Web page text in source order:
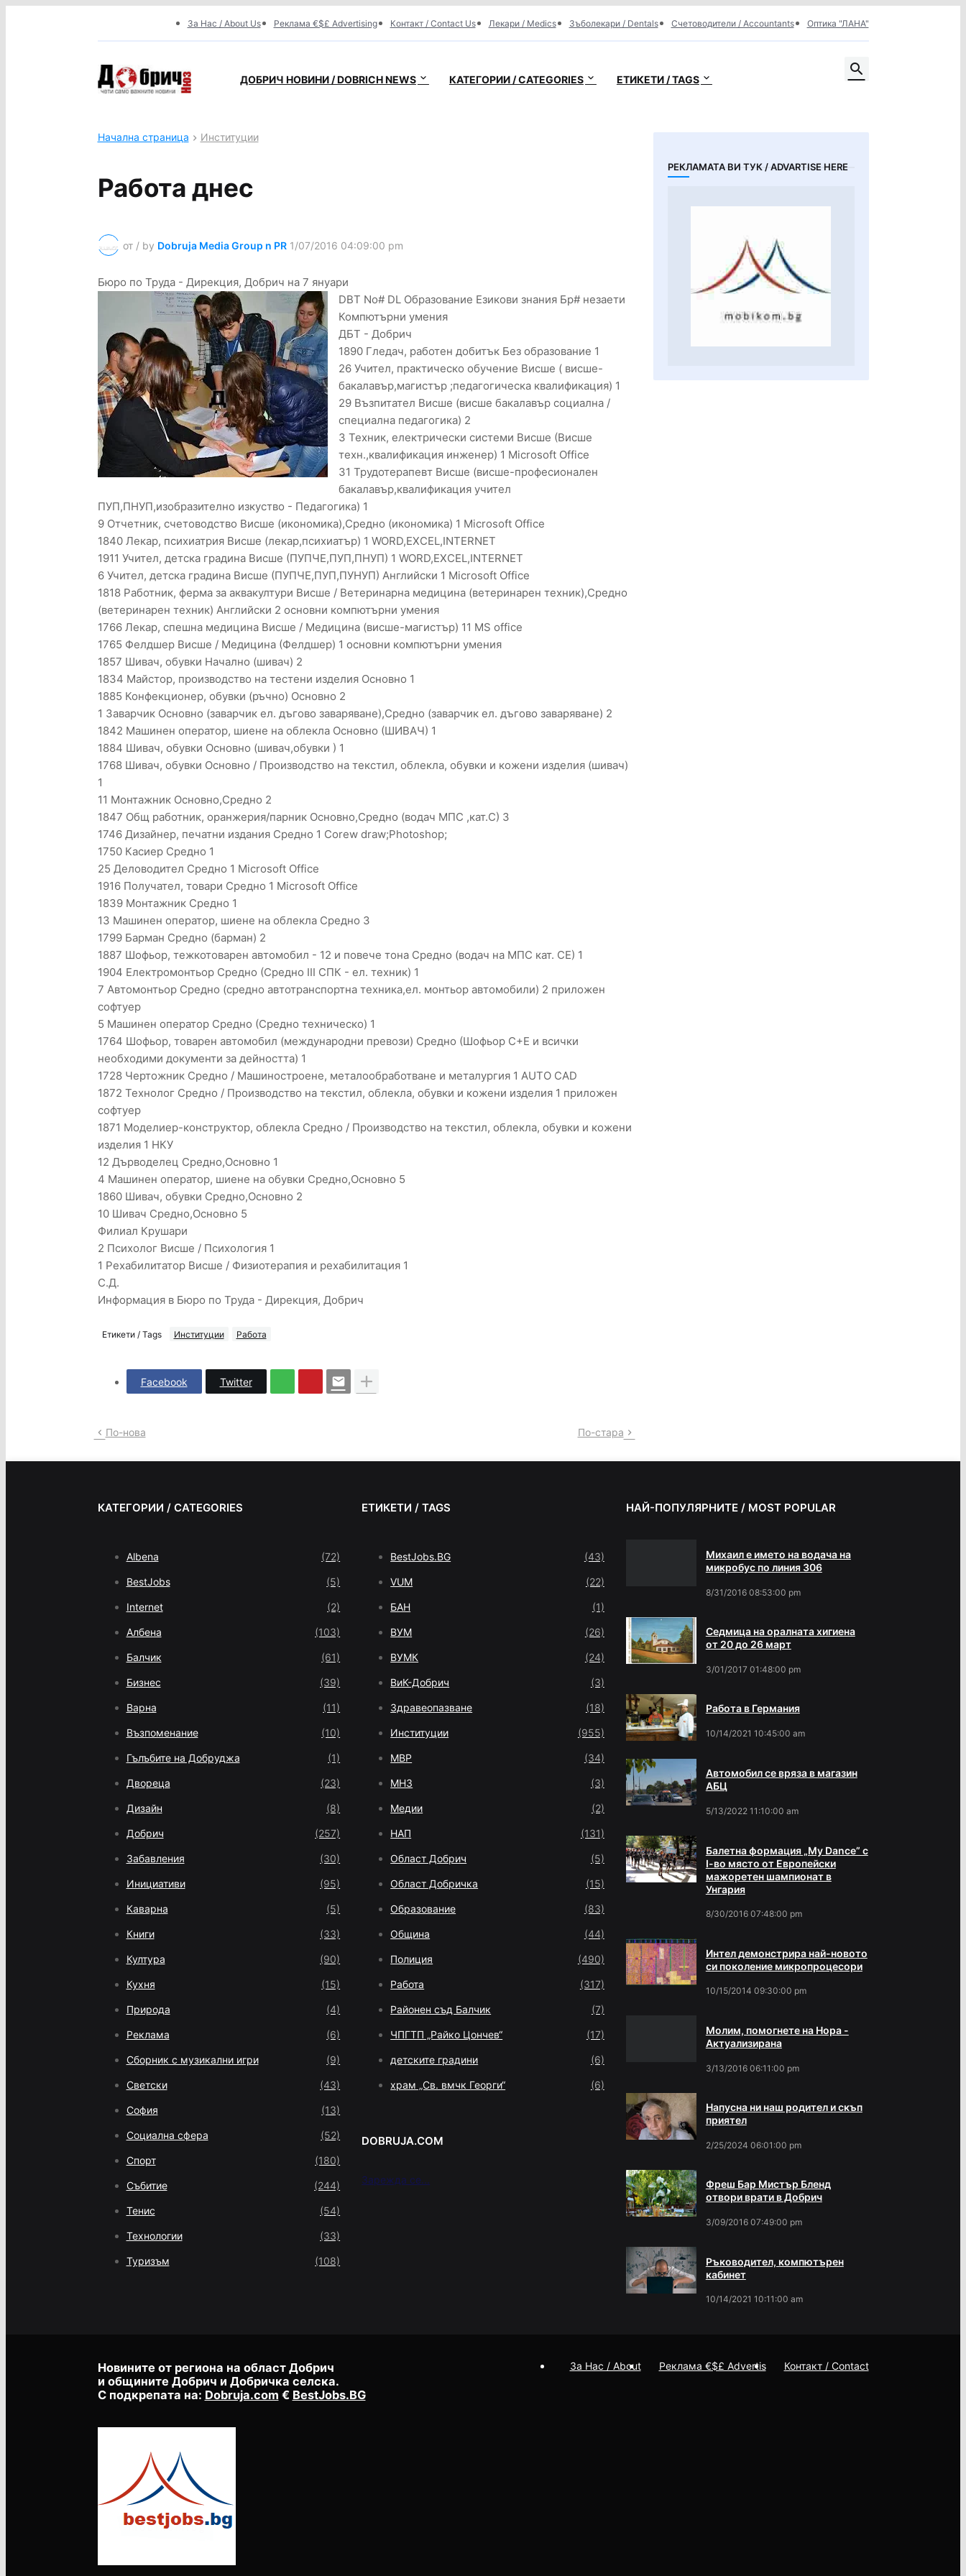
За Нас / About Us Реклама €$£ Advertising Контакт / Contact Us Лекари / Medics Зъболекари / Dentals Счетоводители / Accountants Оптика "ЛАНА"
ДОБРИЧ НОВИНИ / DOBRICH NEWS КАТЕГОРИИ / CATEGORIES ЕТИКЕТИ / TAGS
Начална страница Институции
Работа днес
от / by Dobruja Media Group n PR 1/07/2016 04:09:00 pm
Бюро по Труда - Дирекция, Добрич на 7 януари
DBT No# DL Образование Езикови знания Бр# незаети
Компютърни умения
ДБТ - Добрич
1890 Гледач, работен добитък Без образование 1
26 Учител, практическо обучение Висше ( висше-
бакалавър,магистър ;педагогическа квалификация) 1
29 Възпитател Висше (висше бакалавър социална /
специална педагогика) 2
3 Техник, електрически системи Висше (Висше
техн.,квалификация инженер) 1 Microsoft Office
31 Трудотерапевт Висше (висше-професионален
бакалавър,квалификация учител
ПУП,ПНУП,изобразително изкуство - Педагогика) 1
9 Отчетник, счетоводство Висше (икономика),Средно (икономика) 1 Microsoft Office
1840 Лекар, психиатрия Висше (лекар,психиатър) 1 WORD,EXCEL,INTERNET
1911 Учител, детска градина Висше (ПУПЧЕ,ПУП,ПНУП) 1 WORD,EXCEL,INTERNET
6 Учител, детска градина Висше (ПУПЧЕ,ПУП,ПУНУП) Английски 1 Microsoft Office
1818 Работник, ферма за аквакултури Висше / Ветеринарна медицина (ветеринарен техник),Средно
(ветеринарен техник) Английски 2 основни компютърни умения
1766 Лекар, спешна медицина Висше / Медицина (висше-магистър) 11 МS office
1765 Фелдшер Висше / Медицина (Фелдшер) 1 основни компютърни умения
1857 Шивач, обувки Начално (шивач) 2
1834 Майстор, производство на тестени изделия Основно 1
1885 Конфекционер, обувки (ръчно) Основно 2
1 Заварчик Основно (заварчик ел. дъгово заваряване),Средно (заварчик ел. дъгово заваряване) 2
1842 Машинен оператор, шиене на облекла Основно (ШИВАЧ) 1
1884 Шивач, обувки Основно (шивач,обувки ) 1
1768 Шивач, обувки Основно / Производство на текстил, облекла, обувки и кожени изделия (шивач)
1
11 Монтажник Основно,Средно 2
1847 Общ работник, оранжерия/парник Основно,Средно (водач МПС ,кат.С) 3
1746 Дизайнер, печатни издания Средно 1 Corew draw;Photoshop;
1750 Касиер Средно 1
25 Деловодител Средно 1 Microsoft Office
1916 Получател, товари Средно 1 Microsoft Office
1839 Монтажник Средно 1
13 Машинен оператор, шиене на облекла Средно 3
1799 Барман Средно (барман) 2
1887 Шофьор, тежкотоварен автомобил - 12 и повече тона Средно (водач на МПС кат. СЕ) 1
1904 Електромонтьор Средно (Средно III СПК - ел. техник) 1
7 Автомонтьор Средно (средно автотранспортна техника,ел. монтьор автомобили) 2 приложен
софтуер
5 Машинен оператор Средно (Средно техническо) 1
1764 Шофьор, товарен автомобил (международни превози) Средно (Шофьор C+E и всички
необходими документи за дейността) 1
1728 Чертожник Средно / Машиностроене, металообработване и металургия 1 AUTO CAD
1872 Технолог Средно / Производство на текстил, облекла, обувки и кожени изделия 1 приложен
софтуер
1871 Моделиер-конструктор, облекла Средно / Производство на текстил, облекла, обувки и кожени
изделия 1 НКУ
12 Дърводелец Средно,Основно 1
4 Машинен оператор, шиене на обувки Средно,Основно 5
1860 Шивач, обувки Средно,Основно 2
10 Шивач Средно,Основно 5
Филиал Крушари
2 Психолог Висше / Психология 1
1 Рехабилитатор Висше / Физиотерапия и рехабилитация 1
С.Д.
Информация в Бюро по Труда - Дирекция, Добрич
Етикети / Tags Институции Работа
Facebook Twitter
По-нова По-стара
РЕКЛАМАТА ВИ ТУК / ADVARTISE HERE
КАТЕГОРИИ / CATEGORIES
Albena (72)
BestJobs (5)
Internet (2)
Албена (103)
Балчик (61)
Бизнес (39)
Варна (11)
Възпоменание (10)
Гълъбите на Добруджа (1)
Двореца (23)
Дизайн (8)
Добрич (257)
Забавления (30)
Инициативи (95)
Каварна (5)
Книги (33)
Култура (90)
Кухня (15)
Природа (4)
Реклама (6)
Сборник с музикални игри (9)
Светски (43)
София (13)
Социална сфера (52)
Спорт (180)
Събитие (244)
Тенис (54)
Технологии (33)
Туризъм (108)
ЕТИКЕТИ / TAGS
BestJobs.BG (43)
VUM (22)
БАН (1)
ВУМ (26)
ВУМК (24)
ВиК-Добрич (3)
Здравеопазване (18)
Институции (955)
МВР (34)
МНЗ (3)
Медии (2)
НАП (131)
Област Добрич (5)
Област Добричка (15)
Образование (83)
Община (44)
Полиция (490)
Работа (317)
Районен съд Балчик (7)
ЧПГТП „Райко Цончев“ (17)
детските градини (6)
храм „Св. вмчк Георги“ (6)
DOBRUJA.COM
Зарежда се...
НАЙ-ПОПУЛЯРНИТЕ / MOST POPULAR
Михаил е името на водача на
микробус по линия 306
8/31/2016 08:53:00 pm
Седмица на оралната хигиена
от 20 до 26 март
3/01/2017 01:48:00 pm
Работа в Германия
10/14/2021 10:45:00 am
Автомобил се вряза в магазин
АБЦ
5/13/2022 11:10:00 am
Балетна формация „My Dance” с
І-во място от Европейски
мажоретен шампионат в
Унгария
8/30/2016 07:48:00 pm
Интел демонстрира най-новото
си поколение микропроцесори
10/15/2014 09:30:00 pm
Молим, помогнете на Нора -
Актуализирана
3/13/2016 06:11:00 pm
Напусна ни наш родител и скъп
приятел
2/25/2024 06:01:00 pm
Фреш Бар Мистър Бленд
отвори врати в Добрич
3/09/2016 07:49:00 pm
Ръководител, компютърен
кабинет
10/14/2021 10:11:00 am
Новините от региона на област Добрич
и общините Добрич и Добричка селска.
С подкрепата на: Dobruja.com € BestJobs.BG
За Нас / About Реклама €$£ Advertis Контакт / Contact